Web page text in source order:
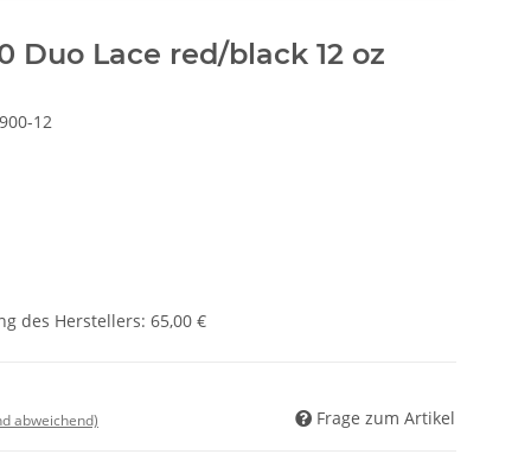
Duo Lace red/black 12 oz
12
des Herstellers: 65,00 €
abweichend) Frage zum Artikel